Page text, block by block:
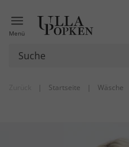
Menü
| Startseite | Wäsche